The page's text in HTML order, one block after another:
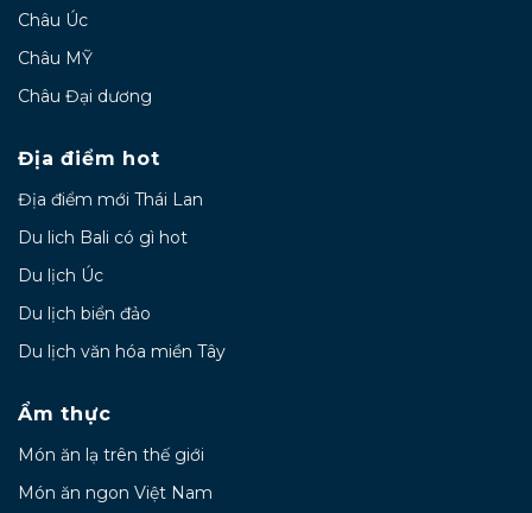
Châu Úc
Châu MỸ
Châu Đại dương
Địa điểm hot
Địa điểm mới Thái Lan
Du lich Bali có gì hot
Du lịch Úc
Du lịch biển đảo
Du lịch văn hóa miền Tây
Ẩm thực
Món ăn lạ trên thế giới
Món ăn ngon Việt Nam